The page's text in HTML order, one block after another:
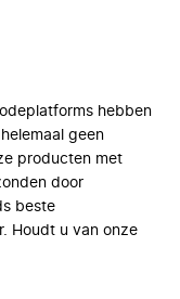
hebben
geen
producten met
door
beste
Houdt u van onze